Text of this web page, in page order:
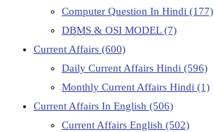
Computer Question In Hindi (177)
DBMS & OSI MODEL(7)
Current Affairs (600)
Daily Current Affairs Hindi (596)
Monthly Current Affairs Hindi (1)
Current Affairs In English (506)
Current Affairs English (502)